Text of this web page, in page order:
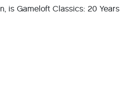
is Gameloft Classics: 20 Years